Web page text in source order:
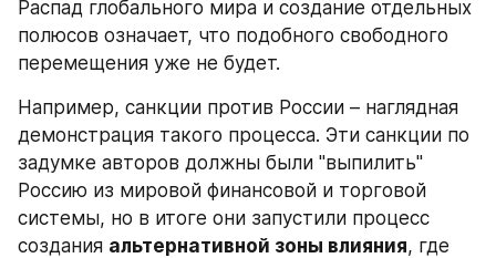
Распад глобального мира и создание отдельных
полюсов означает, что подобного свободного
перемещения уже не будет.
Например, санкции против России – наглядная
демонстрация такого процесса. Эти санкции по
задумке авторов должны были "выпилить"
Россию из мировой финансовой и торговой
системы, но в итоге они запустили процесс
создания альтернативной зоны влияния, где